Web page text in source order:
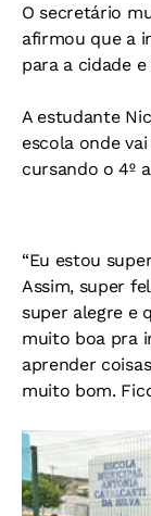
O secretário
afirmou que a
para a cidade
A estudante
escola onde
cursando o 4º
“Eu estou
Assim, super
super alegre e
muito boa pra
aprender
muito bom.